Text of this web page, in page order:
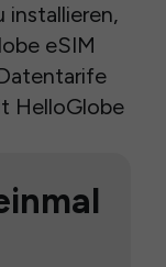
installieren,
eSIM
HelloGlobe